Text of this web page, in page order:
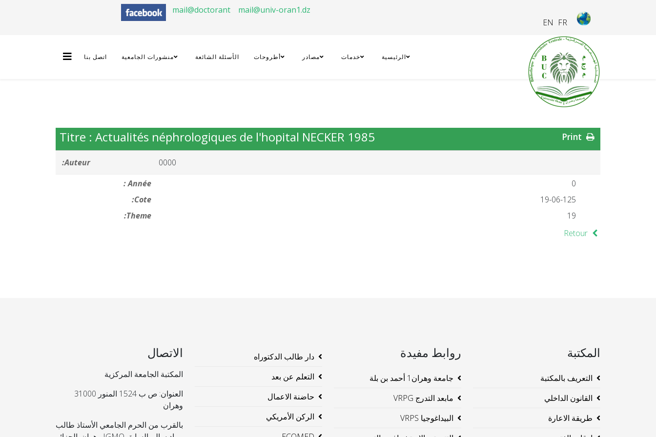
FR
EN
mail@doctorant mail@univ-oran1.dz
الرئيسية خدمات مصادر أطروحات الأسئلة الشائعة منشورات الجامعية اتصل بنا
Titre : Actualités néphrologiques de l'hopital NECKER 1985
Auteur:
0000
Année :
0
Cote:
19-06-125
Theme:
19
Retour
المكتبة
التعريف بالمكتبة
القانون الداخلي
طريقة الاعارة
روابط مفيدة
جامعة وهران1 أحمد بن بلة
مابعد التدرج VRPG
البيداغوجيا VRPS
دار طالب الدكتوراه
التعلم عن بعد
حاضنة الاعمال
الركن الأمريكي
الاتصال
المكتبة الجامعة المركزية
العنوان: ص ب 1524 المنور 31000
وهران
بالقرب من الحرم الجامعي الأستاذ طالب